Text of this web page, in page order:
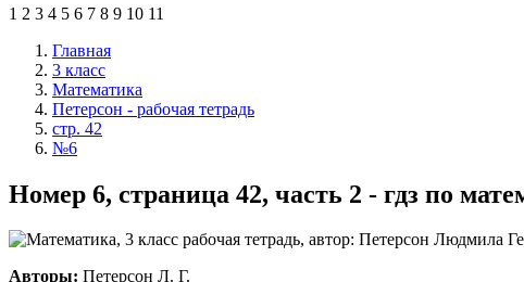
1 2 3 4 5 6 7 8 9 10 11
Главная
3 класс
Математика
Петерсон - рабочая тетрадь
стр. 42
№6
Номер 6, страница 42, часть 2 - гдз по
Авторы: Петерсон Л. Г.